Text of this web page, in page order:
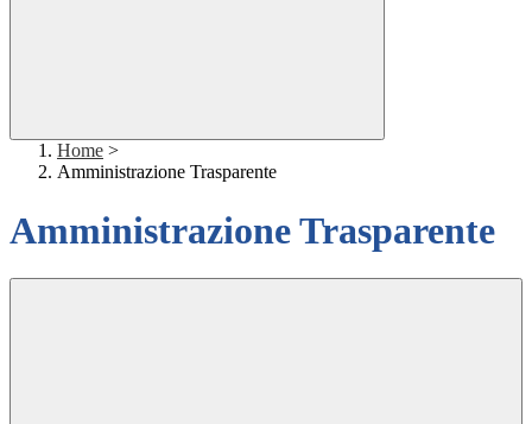
Home >
Amministrazione Trasparente
Amministrazione Trasparente